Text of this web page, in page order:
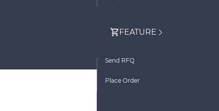
FEATURE
Send RFQ
Place Order